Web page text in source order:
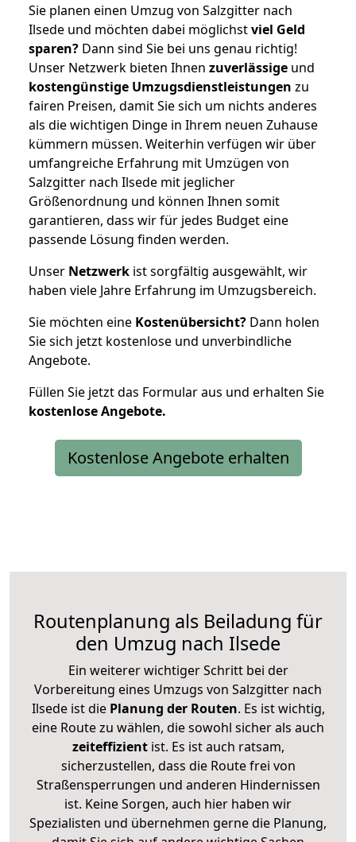
Sie planen einen Umzug von Salzgitter nach
Ilsede und möchten dabei möglichstviel Geld
sparen? Dann sind Sie bei uns genau richtig!
Unser Netzwerk bieten Ihnen zuverlässige und
kostengünstige Umzugsdienstleistungen zu
fairen Preisen, damit Sie sich um nichts anderes
als die wichtigen Dinge in Ihrem neuen Zuhause
kümmern müssen. Weiterhin verfügen wir über
umfangreiche Erfahrung mit Umzügen von
Salzgitter nach Ilsede mit jeglicher
Größenordnung und können Ihnen somit
garantieren, dass wir für jedes Budget eine
passende Lösung finden werden.
Unser Netzwerk ist sorgfältig ausgewählt, wir
haben viele Jahre Erfahrung im Umzugsbereich.
Sie möchten eine Kostenübersicht? Dann holen
Sie sich jetzt kostenlose und unverbindliche
Angebote.
Füllen Sie jetzt das Formular aus und erhalten Sie
kostenloseAngebote.
Kostenlose Angebote erhalten
Routenplanung als Beiladung für
den Umzug nach Ilsede
Ein weiterer wichtiger Schritt bei der
Vorbereitung eines Umzugs von Salzgitter nach
Ilsede ist diePlanung der Routen. Es ist wichtig,
eine Route zu wählen, die sowohl sicher als auch
zeiteffizientist. Es ist auch ratsam,
sicherzustellen, dass die Route frei von
Straßensperrungen und anderen Hindernissen
ist. Keine Sorgen, auch hier haben wir
Spezialisten und übernehmen gerne die Planung,